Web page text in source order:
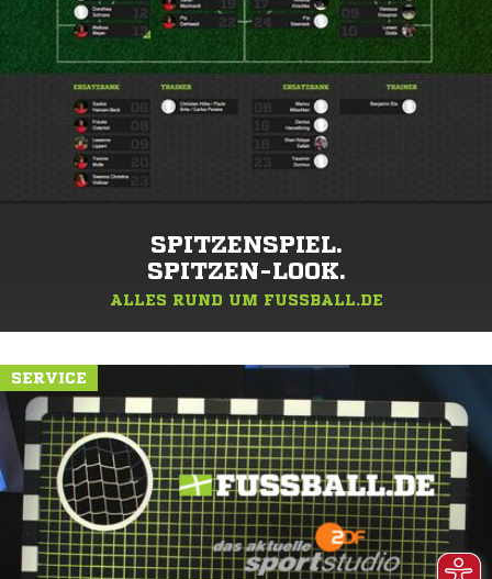
SPITZENSPIEL.
SPITZEN-LOOK.
ALLES RUND UM FUSSBALL.DE
SERVICE